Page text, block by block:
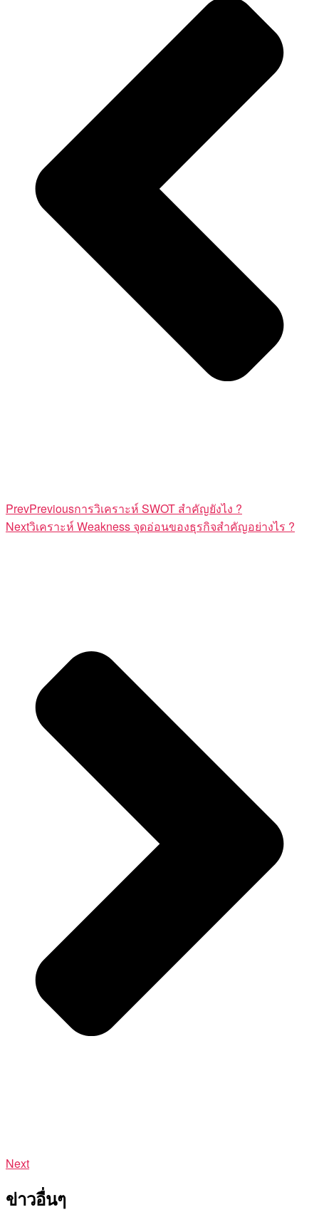
PrevPreviousการวิเคราะห์ SWOT สำคัญยังไง ?
Nextวิเคราะห์ Weakness จุดอ่อนของธุรกิจสำคัญอย่างไร ?
Next
ข่าวอื่นๆ